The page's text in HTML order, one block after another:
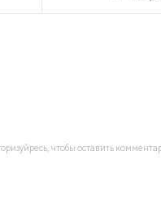
чтобы оставить